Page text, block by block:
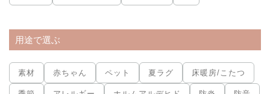
用途で選ぶ
素材 赤ちゃん ペット 夏ラグ 床暖房/こたつ